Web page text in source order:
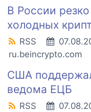
В России
холодных
RSS
ru.beincrypto.com
США
ведома ЕЦБ
RSS